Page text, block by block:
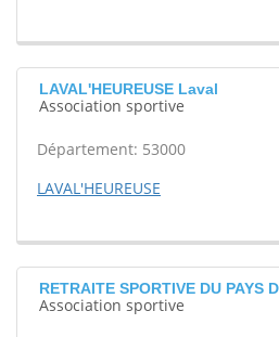
LAVAL'HEUREUSE Laval
Association sportive
Département: 53000
LAVAL'HEUREUSE
RETRAITE SPORTIVE DU PAYS
Association sportive